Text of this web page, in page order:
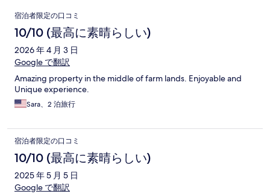
口
コ
ミ
宿泊者限定の口コミ
10/10 (最高に素晴らしい)
2026 年 4 月 3 日
Google で翻訳
Amazing property in the middle of farm lands. Enjoyable and
Unique experience.
Sara、2 泊旅行
宿泊者限定の口コミ
10/10 (最高に素晴らしい)
2025 年 5 月 5 日
Google で翻訳